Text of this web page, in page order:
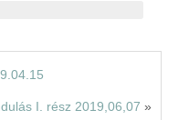
I. rész 2019,06,07 »